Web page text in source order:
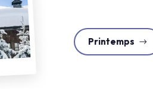
Printemps